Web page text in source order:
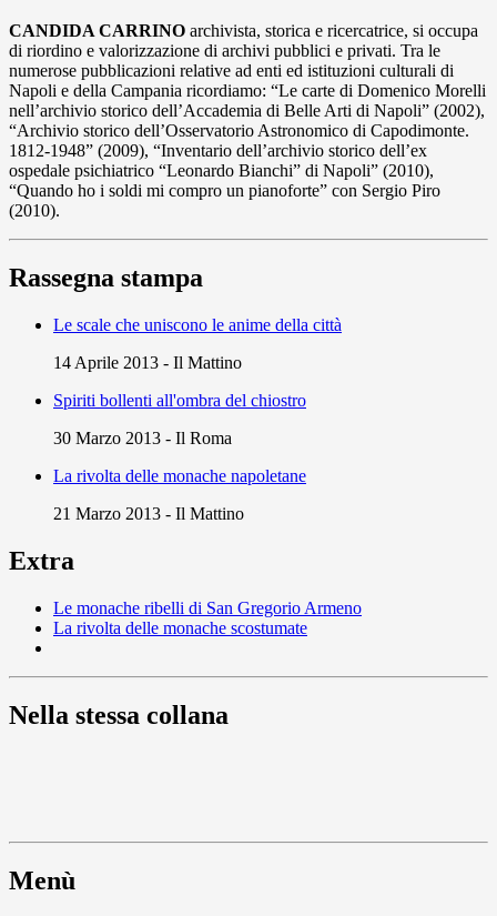
CANDIDA CARRINO archivista, storica e ricercatrice, si occupa
di riordino e valorizzazione di archivi pubblici e privati. Tra le
numerose pubblicazioni relative ad enti ed istituzioni culturali di
Napoli e della Campania ricordiamo: “Le carte di Domenico Morelli
nell’archivio storico dell’Accademia di Belle Arti di Napoli” (2002),
“Archivio storico dell’Osservatorio Astronomico di Capodimonte.
1812-1948” (2009), “Inventario dell’archivio storico dell’ex
ospedale psichiatrico “Leonardo Bianchi” di Napoli” (2010),
“Quando ho i soldi mi compro un pianoforte” con Sergio Piro
(2010).
Rassegna stampa
Le scale che uniscono le anime della città
14 Aprile 2013 - Il Mattino
Spiriti bollenti all'ombra del chiostro
30 Marzo 2013 - Il Roma
La rivolta delle monache napoletane
21 Marzo 2013 - Il Mattino
Extra
Le monache ribelli di San Gregorio Armeno
La rivolta delle monache scostumate
Nella stessa collana
Menù